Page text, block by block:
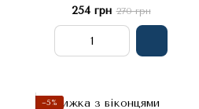
254 грн 270 грн
−5%